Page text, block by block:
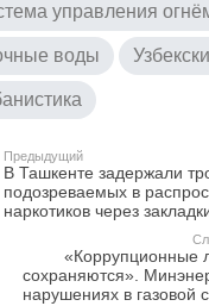
управления
воды
Предыдущий
В Ташкенте задержали
подозреваемых в
наркотиков через
«Коррупционные
сохраняются».
нарушениях в газовой